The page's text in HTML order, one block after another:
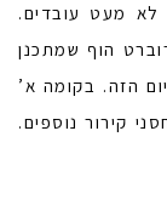
מעט עובדים.
הוף שמתכנן
הזה. בקומה א’
קירור נוספים.